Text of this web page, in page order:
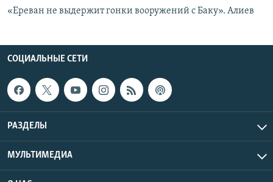
«Ереван не выдержит гонки вооружений с Баку». Алиев
СОЦИАЛЬНЫЕ СЕТИ
РАЗДЕЛЫ
МУЛЬТИМЕДИА